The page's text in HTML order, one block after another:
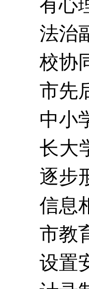
有心
法治
校协
市先
中小
长大
逐步
信息
市教
设置